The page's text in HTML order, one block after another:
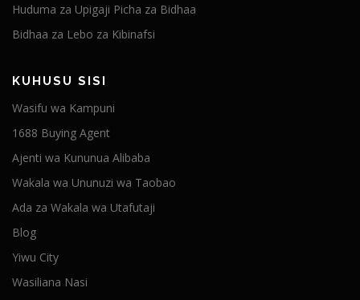
Huduma za Upigaji Picha za Bidhaa
Bidhaa za Lebo za Kibinafsi
KUHUSU SISI
Wasifu wa Kampuni
1688 Buying Agent
Ajenti wa Kununua Alibaba
Wakala wa Ununuzi wa Taobao
Ada za Wakala wa Utafutaji
Blog
Yiwu City
Wasiliana Nasi